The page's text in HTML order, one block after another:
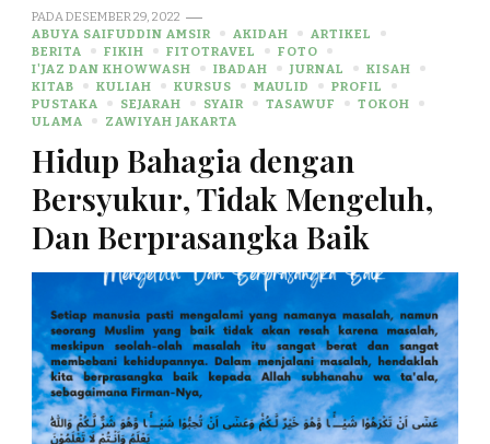
PADADESEMBER 29, 2022
ABUYA SAIFUDDIN AMSIR
AKIDAH
ARTIKEL
BERITA
FIKIH FITOTRAVEL
FOTO
I'JAZ DAN KHOWWASH
IBADAH JURNAL
KISAH
KITAB
KULIAH KURSUS MAULID
PROFIL
PUSTAKA
SEJARAH SYAIR TASAWUF
TOKOH
ULAMA
ZAWIYAH JAKARTA
Hidup Bahagia dengan
Bersyukur, Tidak Mengeluh,
Dan Berprasangka Baik